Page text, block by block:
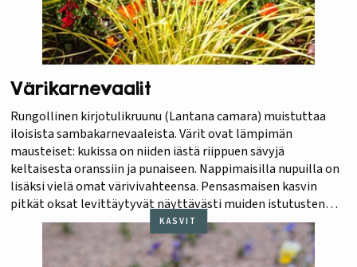
Värikarnevaalit
Rungollinen kirjotulikruunu (Lantana camara) muistuttaa
iloisista sambakarnevaaleista. Värit ovat lämpimän
mausteiset: kukissa on niiden iästä riippuen sävyjä
keltaisesta oranssiin ja punaiseen. Nappimaisilla nupuilla on
lisäksi vielä omat värivivahteensa. Pensasmaisen kasvin
pitkät oksat levittäytyvät näyttävästi muiden istutusten
ylle. Tulikruunusta kohoaa aromaattinen tuoksu, ja se on
kotonaan paahteessa. Alla karnevaalitähden värejä toistavat
tsinniat eli oppineidenkukat (Zinnia elegans)…
KASVIT